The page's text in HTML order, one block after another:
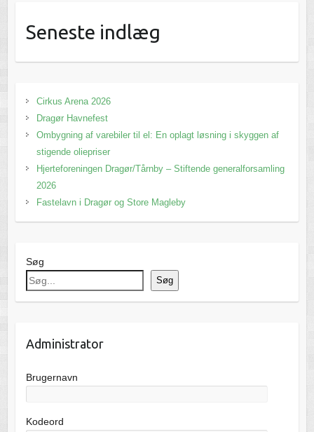
Seneste indlæg
Cirkus Arena 2026
Dragør Havnefest
Ombygning af varebiler til el: En oplagt løsning i skyggen af
stigende oliepriser
Hjerteforeningen Dragør/Tårnby – Stiftende generalforsamling
2026
Fastelavn i Dragør og Store Magleby
Søg
Søg
Administrator
Brugernavn
Kodeord